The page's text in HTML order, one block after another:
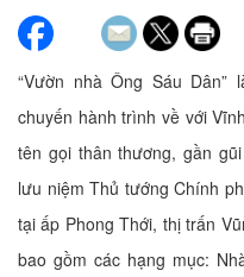
“Vườn nhà Ông Sáu Dân”
chuyến hành trình về với
tên gọi thân thương, gần
lưu niệm Thủ tướng Chính
tại ấp Phong Thới, thị trấn
bao gồm các hạng mục: